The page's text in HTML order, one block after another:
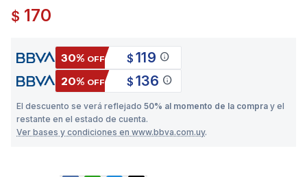
$ 170
30% OFF $ 119 info
20% OFF $ 136 info
El descuento se verá reflejado 50% al momento de la compra y el
restante en el estado de cuenta.
Ver bases y condiciones en www.bbva.com.uy.